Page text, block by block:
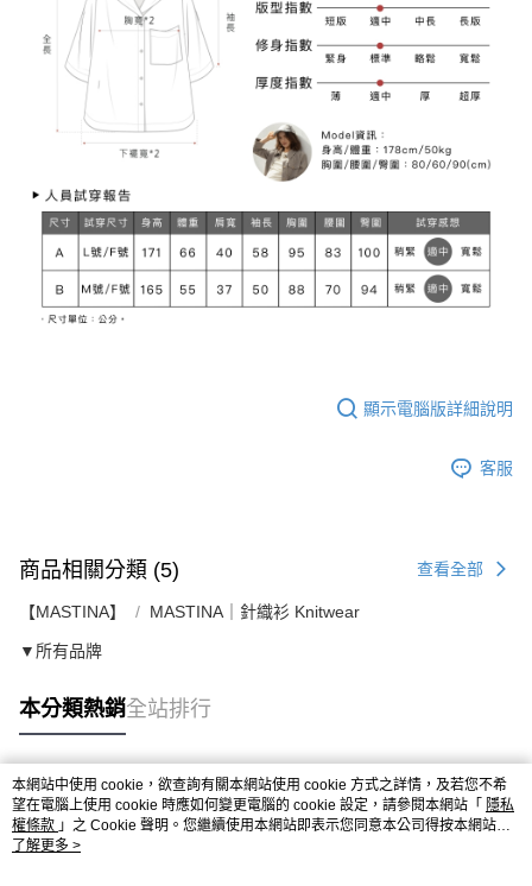
顯示電腦版詳細說明
客服
商品相關分類 (5) 查看全部
【MASTINA】 MASTINA｜針織衫 Knitwear
▼所有品牌
本分類熱銷全站排行
熱門標籤
本網站中使用 cookie，欲查詢有關本網站使用 cookie 方式之詳情，及若您不希
望在電腦上使用 cookie 時應如何變更電腦的 cookie 設定，請參閱本網站「 隱私
權條款 」之 Cookie 聲明。您繼續使用本網站即表示您同意本公司得按本網站使
用條款之 Cookie 聲明使用 cookie。
了解更多 >